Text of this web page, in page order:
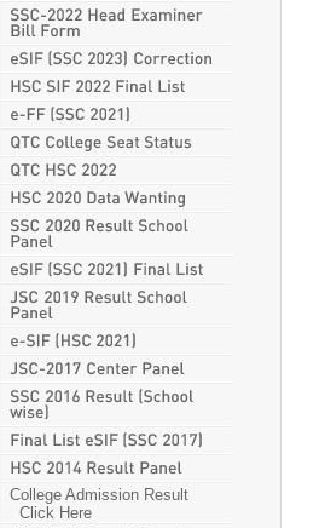
College Admission Result
Click Here